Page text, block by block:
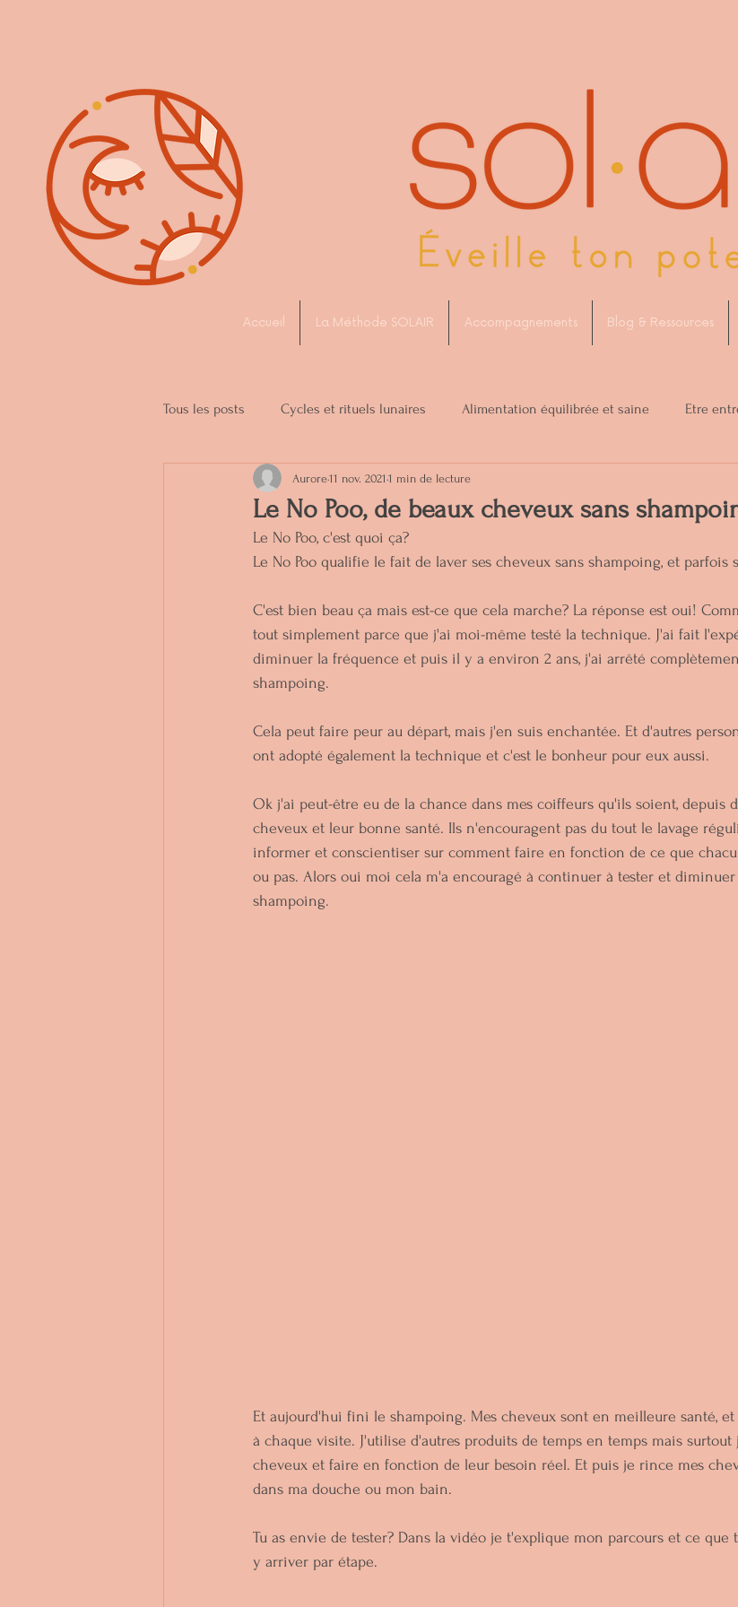
Accueil La Méthode SOLAIR Accompagnements Blog & Ressources
Tous les posts Cycles et rituels lunaires Alimentation équilibrée et saine Etre
Produits naturels Soins de beauté Cycle menstruel
Le No Poo, de beaux cheveux sans
Aurore11 nov. 2021 1 min de lecture
Le No Poo, c'est quoi ça?
Le No Poo qualifie le fait de laver ses cheveux sans shampoing, et parfois
C'est bien beau ça mais est-ce que cela marche? La réponse est oui!
tout simplement parce que j'ai moi-même testé la technique. J'ai fait
diminuer la fréquence et puis il y a environ 2 ans, j'ai arrêté
shampoing.
Cela peut faire peur au départ, mais j'en suis enchantée. Et d'autres
ont adopté également la technique et c'est le bonheur pour eux aussi.
Ok j'ai peut-être eu de la chance dans mes coiffeurs qu'ils soient, depuis
cheveux et leur bonne santé. Ils n'encouragent pas du tout le lavage
informer et conscientiser sur comment faire en fonction de ce que
ou pas. Alors oui moi cela m'a encouragé à continuer à tester et
shampoing.
Et aujourd'hui fini le shampoing. Mes cheveux sont en meilleure santé,
à chaque visite. J'utilise d'autres produits de temps en temps mais surtout
cheveux et faire en fonction de leur besoin réel. Et puis je rince mes
dans ma douche ou mon bain.
Tu as envie de tester? Dans la vidéo je t'explique mon parcours et ce
y arriver par étape.